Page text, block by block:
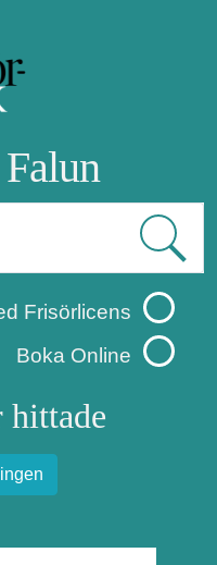
Frisörlicens
Boka Online
hittade